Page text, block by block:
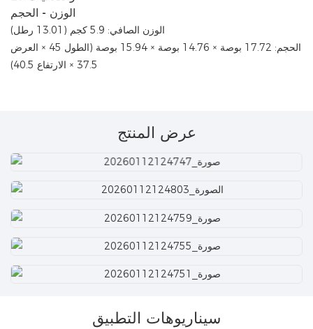
الوزن - الحجم
الوزن الصافي: 5.9 كجم (13.01 رطل)
الحجم: 17.72 بوصة × 14.76 بوصة × 15.94 بوصة (الطول 45 × العرض
37.5 × الارتفاع 40.5)
عرض المنتج
سيناريوهات التطبيق